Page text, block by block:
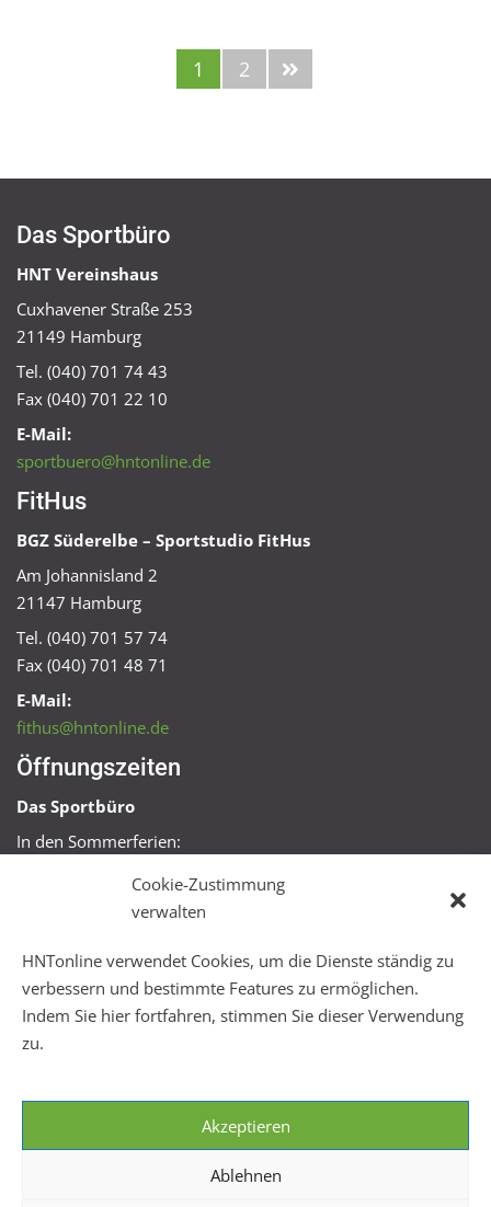
Cookie-Zustimmung
verwalten
HNTonline verwendet Cookies, um die Dienste ständig zu
verbessern und bestimmte Features zu ermöglichen.
Indem Sie hier fortfahren, stimmen Sie dieser Verwendung
zu.
Akzeptieren
Ablehnen
1 2
Das Sportbüro
HNT Vereinshaus
Cuxhavener Straße 253
21149 Hamburg
Tel. (040) 701 74 43
Fax (040) 701 22 10
E-Mail:
sportbuero@hntonline.de
FitHus
BGZ Süderelbe – Sportstudio FitHus
Am Johannisland 2
21147 Hamburg
Tel. (040) 701 57 74
Fax (040) 701 48 71
E-Mail:
fithus@hntonline.de
Öffnungszeiten
Das Sportbüro
In den Sommerferien:
Mo + Mi 16:00 – 18:00 Uhr
Mo – Fr 08:00 – 22:00 Uhr
Sa + So 10:00 – 18:00 Uhr